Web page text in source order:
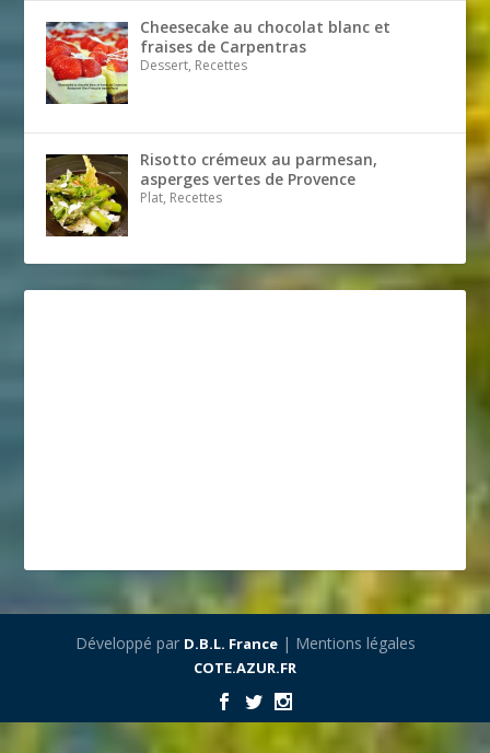
Cheesecake au chocolat blanc et
fraises de Carpentras
Dessert, Recettes
Risotto crémeux au parmesan,
asperges vertes de Provence
Plat, Recettes
Développé par D.B.L. France| Mentions légales
COTE.AZUR.FR